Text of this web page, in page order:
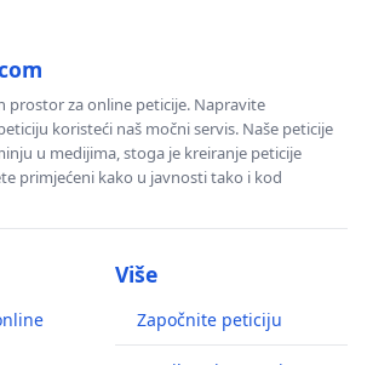
prostor za online peticije. Napravite
koristeći naš močni servis. Naše peticije
u medijima, stoga je kreiranje peticije
primjećeni kako u javnosti tako i kod
Više
Započnite peticiju